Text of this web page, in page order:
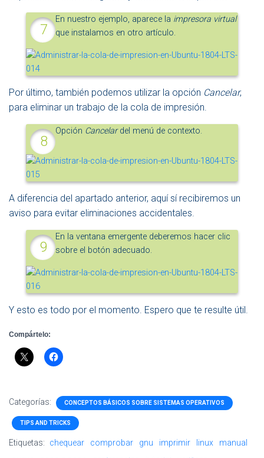
En nuestro ejemplo, aparece la impresora virtual
que instalamos en otro artículo.
Por último, también podemos utilizar la opción Cancelar,
para eliminar un trabajo de la cola de impresión.
Opción Cancelardel menú de contexto.
A diferencia del apartado anterior, aquí sí recibiremos un
aviso para evitar eliminaciones accidentales.
En la ventana emergente deberemos hacer clic
sobre el botón adecuado.
Y esto es todo por el momento. Espero que te resulte útil.
Compártelo:
Categorías: CONCEPTOS BÁSICOS SOBRE SISTEMAS OPERATIVOS
TIPS AND TRICKS
Etiquetas: chequear comprobar gnu imprimir linux
manual